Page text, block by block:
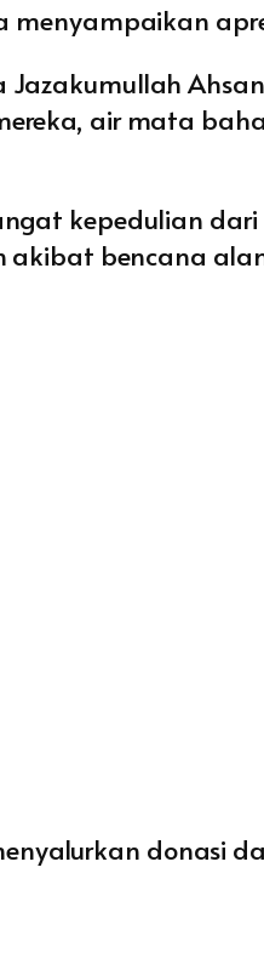
menyampaikan
Jazakumullah
air mata
kepedulian
akibat bencana
donasi